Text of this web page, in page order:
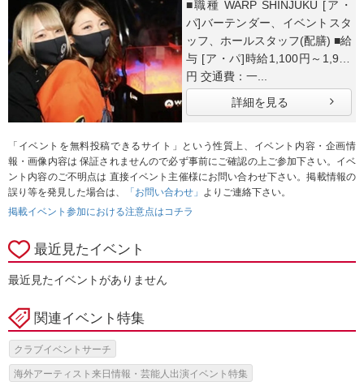
■職種 WARP SHINJUKU [ア・
パ]バーテンダー、イベントスタ
ッフ、ホールスタッフ(配膳) ■給
与 [ア・パ]時給1,100円～1,938
円 交通費：一...
詳細を見る
「イベントを無料投稿できるサイト」という性質上、イベント内容・企画情
報・画像内容は 保証されませんので必ず事前にご確認の上ご参加下さい。イベ
ント内容のご不明点は 直接イベント主催様にお問い合わせ下さい。掲載情報の
誤り等を発見した場合は、
「お問い合わせ」 よりご連絡下さい。
掲載イベント参加における注意点はコチラ
最近見たイベント
最近見たイベントがありません
関連イベント特集
クラブイベントサーチ
海外アーティスト来日情報・芸能人出演イベント特集